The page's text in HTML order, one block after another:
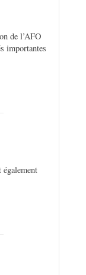
de l’AFO
importantes
également